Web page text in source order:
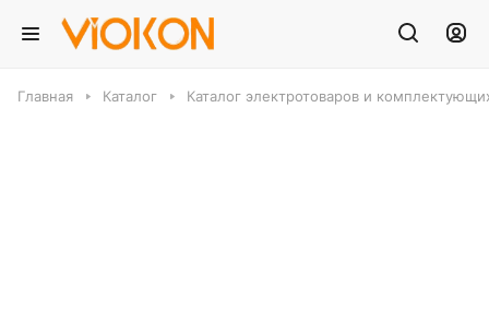
Главная Каталог Каталог электротоваров и